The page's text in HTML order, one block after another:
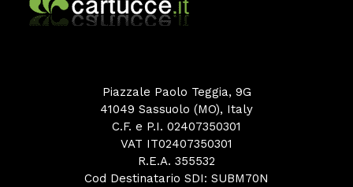
Piazzale Paolo Teggia, 9G
41049 Sassuolo (MO), Italy
C.F. e P.I. 02407350301
VAT IT02407350301
R.E.A. 355532
Cod Destinatario SDI: SUBM70N